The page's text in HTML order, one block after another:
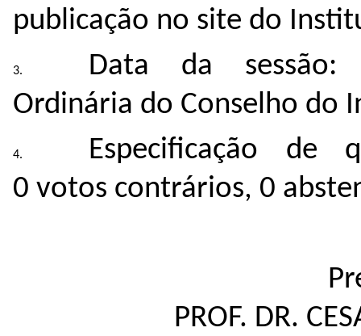
publicação no site do
Data da
Ordinária do Conselho do
Especificação de
0 votos contrários, 0
PROF. DR.